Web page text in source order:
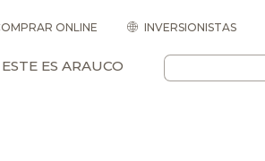
ONLINE INVERSIONISTAS
ESTE ES ARAUCO